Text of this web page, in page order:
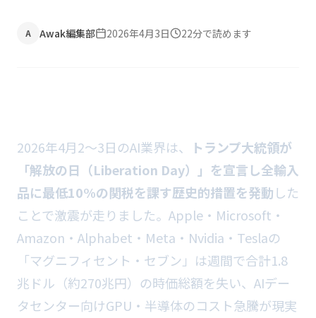
A Awak編集部 2026年4月3日 22分で読めます
2026年4月2〜3日のAI業界は、
トランプ大統領が
「解放の日（Liberation Day）」を宣言し全輸入
品に最低10%の関税を課す歴史的措置を発動した
ことで激震が走りました。Apple・Microsoft・
Amazon・Alphabet・Meta・Nvidia・Teslaの
「マグニフィセント・セブン」は週間で合計1.8
兆ドル（約270兆円）の時価総額を失い、AIデー
タセンター向けGPU・半導体のコスト急騰が現実